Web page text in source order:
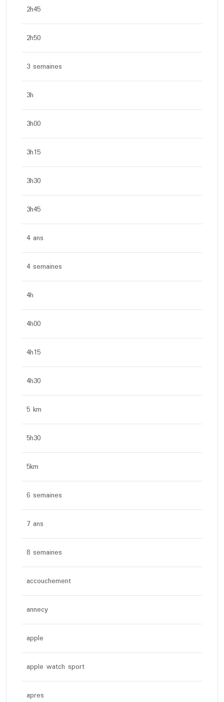
2h45
2h50
3 semaines
3h
3h00
3h15
3h30
3h45
4 ans
4 semaines
4h
4h00
4h15
4h30
5 km
5h30
5km
6 semaines
7 ans
8 semaines
accouchement
annecy
apple
apple watch sport
apres